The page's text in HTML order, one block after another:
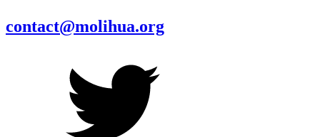
contact@molihua.org